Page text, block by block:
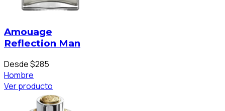
Amouage
Reflection Man
Desde $285
Hombre
Ver producto